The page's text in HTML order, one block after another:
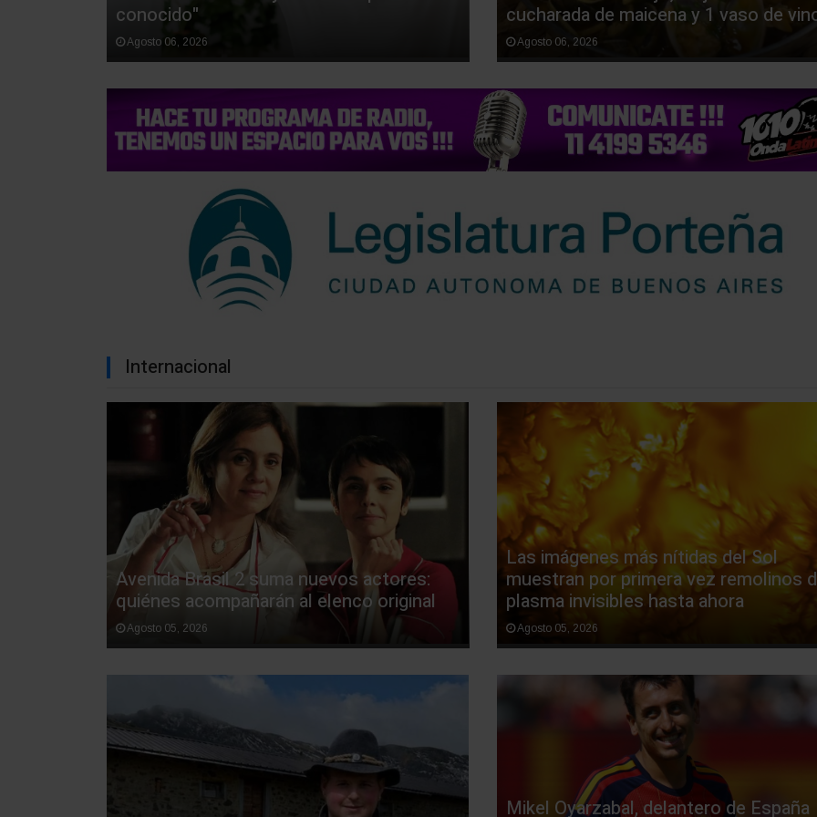
conocido"
Agosto 06, 2026
cucharada de maicena y 1 vaso de
Agosto 06, 2026
Internacional
Avenida Brasil 2 suma nuevos actores:
quiénes acompañarán al elenco original
Agosto 05, 2026
Las imágenes más nítidas del Sol
muestran por primera vez remolinos
plasma invisibles hasta ahora
Agosto 05, 2026
Mikel Oyarzabal, delantero de España